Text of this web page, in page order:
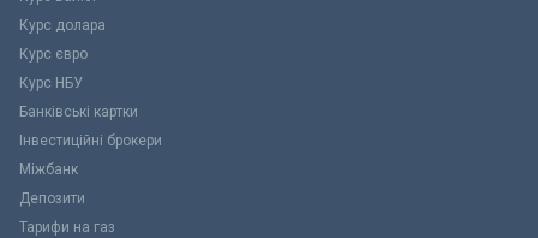
Курс долара
Курс євро
Курс НБУ
Банківські картки
Інвестиційні брокери
Міжбанк
Депозити
Тарифи на газ